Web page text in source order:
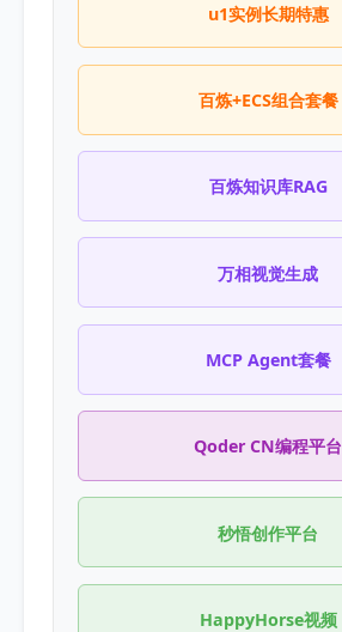
u1实例长期特惠
百炼+ECS组合套餐
百炼知识库RAG
万相视觉生成
MCP Agent套餐
Qoder CN编程平台
秒悟创作平台
HappyHorse视频